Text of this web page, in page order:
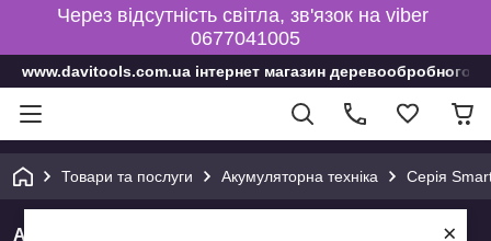
×
Через відсутність світла, зв'язок на viber
0677041005
www.davitools.com.ua інтернет магазин деревообробного
Товари та послуги Акумуляторна техніка Серія
Акумулятори та зарядні пристрої